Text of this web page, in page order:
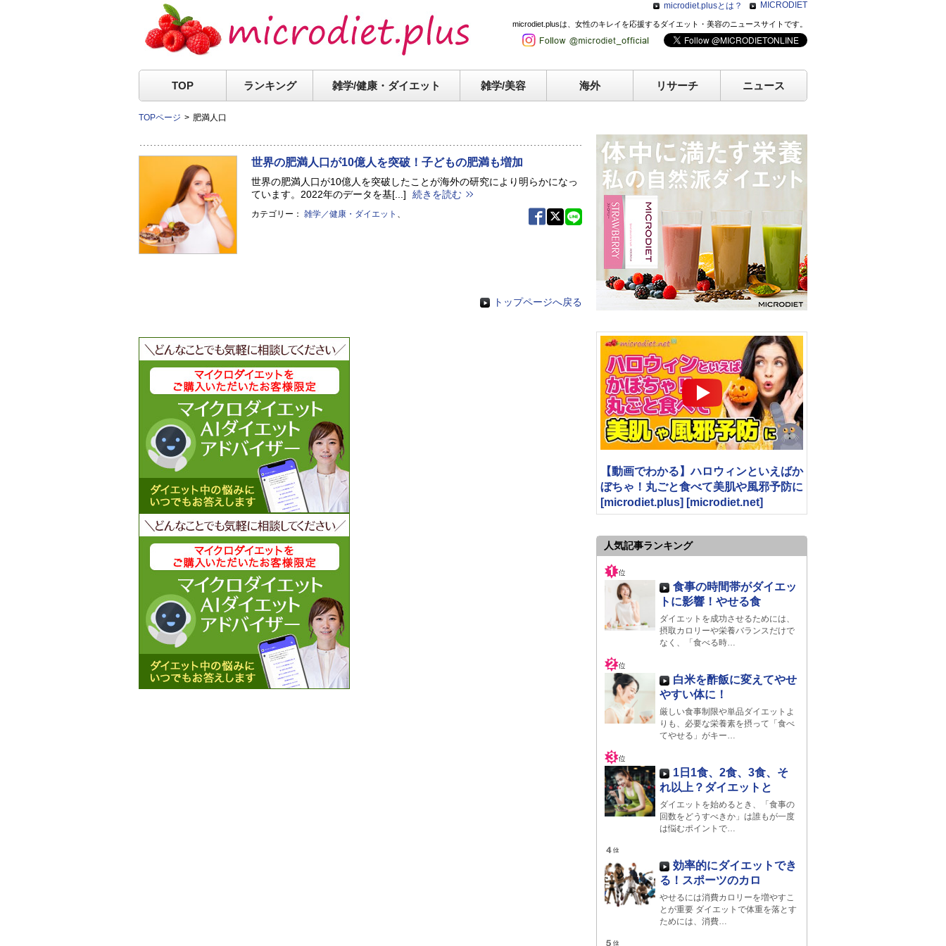
microdiet.plusとは？ MICRODIET
microdiet.plusは、女性のキレイを応援するダイエット・美容のニュースサイトです。
TOP ランキング 雑学/健康・ ダイエット 雑学/美容 海外 リサーチ ニュース
TOPページ 肥満人口
世界の肥満人口が10億人を突破！子どもの肥満も増加
世界の肥満人口が10億人を突破したことが海外の研究により明らかになっ
ています。2022年のデータを基[...]
続きを読む
カテゴリー：雑学／健康・ダイエット 、
トップページへ戻る
【動画でわかる】ハロウィンといえばか
ぼちゃ！丸ごと食べて美肌や風邪予防に
[microdiet.plus] [microdiet.net]
人気記事ランキング
食事の時間帯がダイエッ
トに影響！やせる食
ダイエットを成功させるためには、
摂取カロリーや栄養バランスだけで
なく、「食べる時…
白米を酢飯に変えてやせ
やすい体に！
厳しい食事制限や単品ダイエットよ
りも、必要な栄養素を摂って「食べ
てやせる」がキー…
1日1食、2食、3食、そ
れ以上？ダイエットと
ダイエットを始めるとき、「食事の
回数をどうすべきか」は誰もが一度
は悩むポイントで…
効率的にダイエットでき
る！スポーツのカロ
やせるには消費カロリーを増やすこ
とが重要 ダイエットで体重を落とす
ためには、消費…